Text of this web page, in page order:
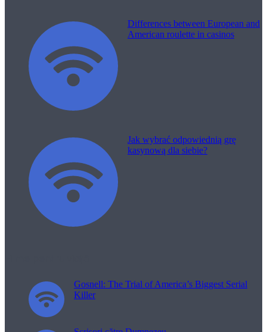
Differences between European and
American roulette in casinos
Jak wybrać odpowiednią grę
kasynową dla siebie?
Gosnell: The Trial of America’s Biggest Serial
Killer